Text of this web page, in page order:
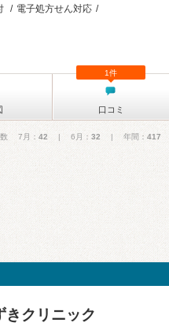
電子処方せん対応
口コミ
1件
数 7月： 42 | 6月： 32 | 年間： 417
きクリニック